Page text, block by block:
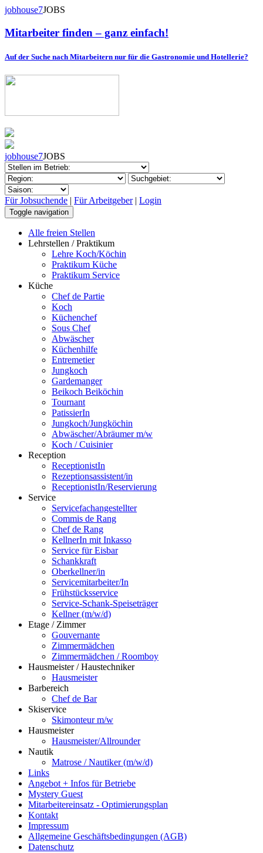
jobhouse7JOBS
Mitarbeiter finden – ganz einfach!
Auf der Suche nach Mitarbeitern nur für die Gastronomie und Hotellerie?
jobhouse7JOBS
Für Jobsuchende | Für Arbeitgeber| Login
Toggle navigation
Alle freien Stellen
Lehrstellen / Praktikum
Lehre Koch/Köchin
Praktikum Küche
Praktikum Service
Küche
Chef de Partie
Koch
Küchenchef
Sous Chef
Abwäscher
Küchenhilfe
Entremetier
Jungkoch
Gardemanger
Beikoch Beiköchin
Tournant
PatissierIn
Jungkoch/Jungköchin
Abwäscher/Abräumer m/w
Koch / Cuisinier
Reception
ReceptionistIn
Rezeptionsassistent/in
ReceptionistIn/Reservierung
Service
Servicefachangestellter
Commis de Rang
Chef de Rang
KellnerIn mit Inkasso
Service für Eisbar
Schankkraft
Oberkellner/in
Servicemitarbeiter/In
Frühstücksservice
Service-Schank-Speiseträger
Kellner (m/w/d)
Etage / Zimmer
Gouvernante
Zimmermädchen
Zimmermädchen / Roomboy
Hausmeister / Haustechniker
Hausmeister
Barbereich
Chef de Bar
Skiservice
Skimonteur m/w
Hausmeister
Hausmeister/Allrounder
Nautik
Matrose / Nautiker (m/w/d)
Links
Angebot + Infos für Betriebe
Mystery Guest
Mitarbeitereinsatz - Optimierungsplan
Kontakt
Impressum
Allgemeine Geschäftsbedingungen (AGB)
Datenschutz